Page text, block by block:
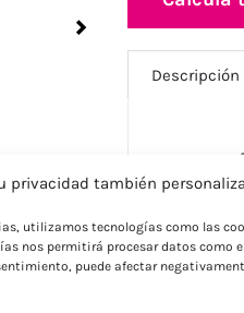
privacidad también
utilizamos tecnologías como las
nos permitirá procesar datos
puede afectar
Descripción
Diseño